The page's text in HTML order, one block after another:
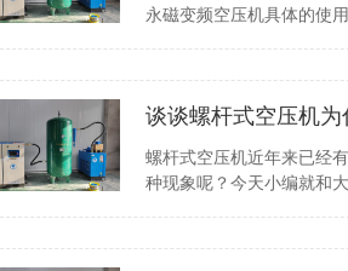
永磁变频空压机具体的
谈谈螺杆式空压机
螺杆式空压机近年来已经
种现象呢？今天小编就和